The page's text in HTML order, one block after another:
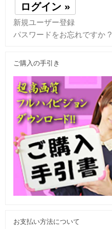
新規ユーザー登録
パスワードをお忘れですか ?
ご購入の手引き
お支払い方法について